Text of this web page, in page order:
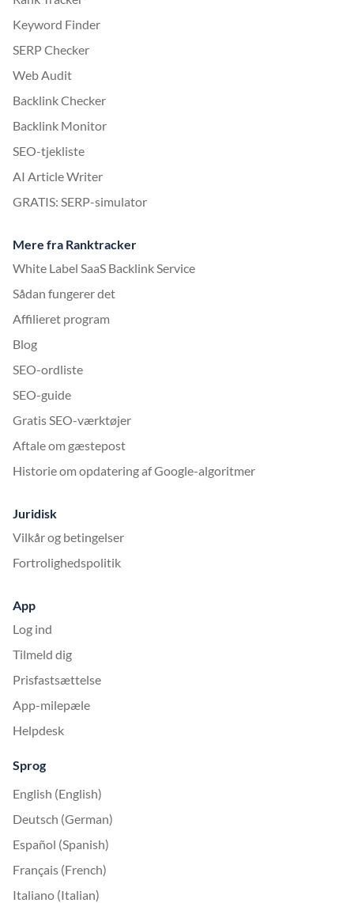
Keyword Finder
SERP Checker
Web Audit
Backlink Checker
Backlink Monitor
SEO-tjekliste
AI Article Writer
GRATIS: SERP-simulator
Mere fra Ranktracker
White Label SaaS Backlink Service
Sådan fungerer det
Affilieret program
Blog
SEO-ordliste
SEO-guide
Gratis SEO-værktøjer
Aftale om gæstepost
Historie om opdatering af Google-algoritmer
Juridisk
Vilkår og betingelser
Fortrolighedspolitik
App
Log ind
Tilmeld dig
Prisfastsættelse
App-milepæle
Helpdesk
Sprog
English (English)
Deutsch (German)
Español (Spanish)
Français (French)
Italiano (Italian)